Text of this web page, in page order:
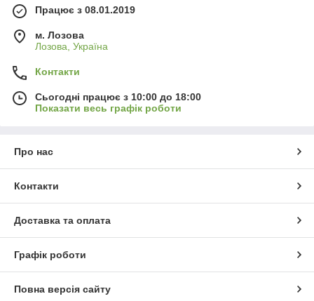
Працює з 08.01.2019
м. Лозова
Лозова, Україна
Контакти
Сьогодні працює з 10:00 до 18:00
Показати весь графік роботи
Про нас
Контакти
Доставка та оплата
Графік роботи
Повна версія сайту